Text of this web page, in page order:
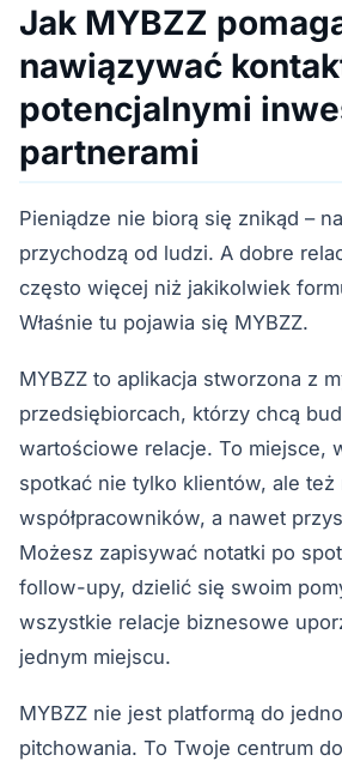
Jak MYBZZ
nawiązywać
potencjalnymi
partnerami
Pieniądze nie biorą się znikąd –
przychodzą od ludzi. A dobre
często więcej niż jakikolwiek
Właśnie tu pojawia się MYBZZ.
MYBZZ to aplikacja stworzona z
przedsiębiorcach, którzy chcą
wartościowe relacje. To miejsce,
spotkać nie tylko klientów, ale też
współpracowników, a nawet
Możesz zapisywać notatki po
follow-upy, dzielić się swoim
wszystkie relacje biznesowe
jednym miejscu.
MYBZZ nie jest platformą do
pitchowania. To Twoje centrum